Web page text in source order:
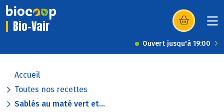
Bio-Vair (s’ouvre dans
Ouvert jusqu'à 19:00
Accueil
Toutes nos recettes
Sablés au maté vert et...